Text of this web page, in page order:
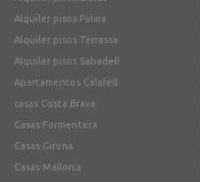
Alquiler pisos Palma
Alquiler pisos Terrassa
Alquiler pisos Sabadell
Apartamentos Calafell
casas Costa Brava
Casas Formentera
Casas Girona
Casas Mallorca